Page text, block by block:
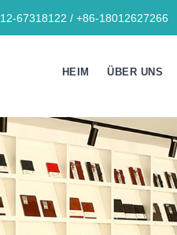
67318122 / +86-18012627266
HEIM ÜBER UNS